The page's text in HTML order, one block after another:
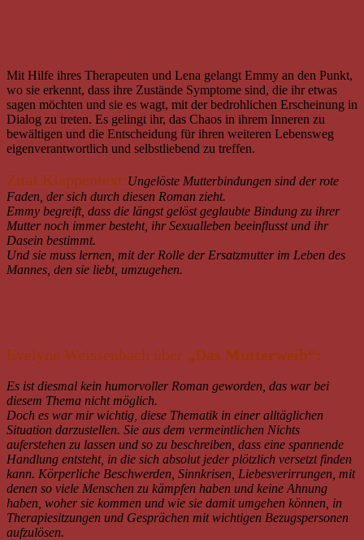
Mit Hilfe ihres Therapeuten und Lena gelangt Emmy an den Punkt,
wo sie erkennt, dass ihre Zustände Symptome sind, die ihr etwas
sagen möchten und sie es wagt, mit der bedrohlichen Erscheinung in
Dialog zu treten. Es gelingt ihr, das Chaos in ihrem Inneren zu
bewältigen und die Entscheidung für ihren weiteren Lebensweg
eigenverantwortlich und selbstliebend zu treffen.
Zitat Klappentext:Ungelöste Mutterbindungen sind der rote
Faden, der sich durch diesen Roman zieht.
Emmy begreift, dass die längst gelöst geglaubte Bindung zu ihrer
Mutter noch immer besteht, ihr Sexualleben beeinflusst und ihr
Dasein bestimmt.
Und sie muss lernen, mit der Rolle der Ersatzmutter im Leben des
Mannes, den sie liebt, umzugehen.
Evelyne Weissenbach über „Das Mutterweib“:
Es ist diesmal kein humorvoller Roman geworden, das war bei
diesem Thema nicht möglich.
Doch es war mir wichtig, diese Thematik in einer alltäglichen
Situation darzustellen. Sie aus dem vermeintlichen Nichts
auferstehen zu lassen und so zu beschreiben, dass eine spannende
Handlung entsteht, in die sich absolut jeder plötzlich versetzt finden
kann. Körperliche Beschwerden, Sinnkrisen, Liebesverirrungen, mit
denen so viele Menschen zu kämpfen haben und keine Ahnung
haben, woher sie kommen und wie sie damit umgehen können, in
Therapiesitzungen und Gesprächen mit wichtigen Bezugspersonen
aufzulösen.